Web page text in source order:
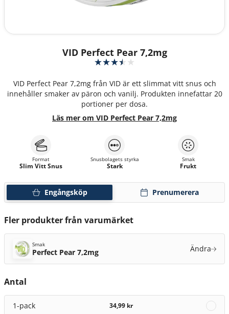
VID Perfect Pear 7,2mg
VID Perfect Pear 7,2mg från VID är ett slimmat vitt snus och
innehåller smaker av päron och vanilj. Produkten innefattar 20
portioner per dosa.
Läs mer om VID Perfect Pear 7,2mg
Engångsköp Prenumerera
Format
Slim Vitt Snus
Snusbolagets styrka
Stark
Smak
Frukt
Fler produkter från varumärket
Smak
Perfect Pear 7,2mg Ändra
Antal
1-pack 34,99 kr